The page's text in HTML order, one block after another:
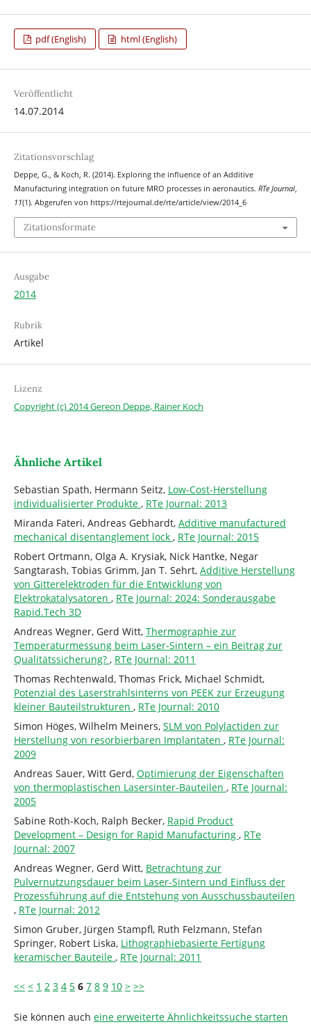
pdf (English) html (English)
Veröffentlicht
14.07.2014
Zitationsvorschlag
Deppe, G., & Koch, R. (2014). Exploring the influence of an Additive
Manufacturing integration on future MRO processes in aeronautics. RTe Journal,
11(1). Abgerufen von https://rtejournal.de/rte/article/view/2014_6
Zitationsformate
Ausgabe
2014
Rubrik
Artikel
Lizenz
Copyright (c) 2014 Gereon Deppe, Rainer Koch
Ähnliche Artikel
Sebastian Spath, Hermann Seitz, Low-Cost-Herstellung
individualisierter Produkte , RTe Journal: 2013
Miranda Fateri, Andreas Gebhardt, Additive manufactured
mechanical disentanglement lock , RTe Journal: 2015
Robert Ortmann, Olga A. Krysiak, Nick Hantke, Negar
Sangtarash, Tobias Grimm, Jan T. Sehrt, Additive Herstellung
von Gitterelektroden für die Entwicklung von
Elektrokatalysatoren , RTe Journal: 2024: Sonderausgabe
Rapid.Tech 3D
Andreas Wegner, Gerd Witt, Thermographie zur
Temperaturmessung beim Laser-Sintern – ein Beitrag zur
Qualitätssicherung? , RTe Journal: 2011
Thomas Rechtenwald, Thomas Frick, Michael Schmidt,
Potenzial des Laserstrahlsinterns von PEEK zur Erzeugung
kleiner Bauteilstrukturen , RTe Journal: 2010
Simon Höges, Wilhelm Meiners, SLM von Polylactiden zur
Herstellung von resorbierbaren Implantaten , RTe Journal:
2009
Andreas Sauer, Witt Gerd, Optimierung der Eigenschaften
von thermoplastischen Lasersinter-Bauteilen , RTe Journal:
2005
Sabine Roth-Koch, Ralph Becker, Rapid Product
Development – Design for Rapid Manufacturing , RTe
Journal: 2007
Andreas Wegner, Gerd Witt, Betrachtung zur
Pulvernutzungsdauer beim Laser-Sintern und Einfluss der
Prozessführung auf die Entstehung von Ausschussbauteilen
, RTe Journal: 2012
Simon Gruber, Jürgen Stampfl, Ruth Felzmann, Stefan
Springer, Robert Liska, Lithographiebasierte Fertigung
keramischer Bauteile , RTe Journal: 2011
<< < 1 2 3 4 5 6 7 8 9 10 > >>
Sie können auch eine erweiterte Ähnlichkeitssuche starten